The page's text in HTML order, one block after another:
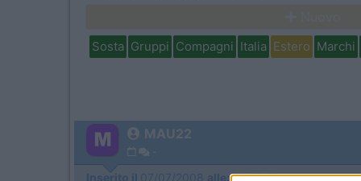
Sosta Gruppi Compagni Italia Estero Marchi
MAU22
Inserito il 07/07/2008 alle:15:05:53